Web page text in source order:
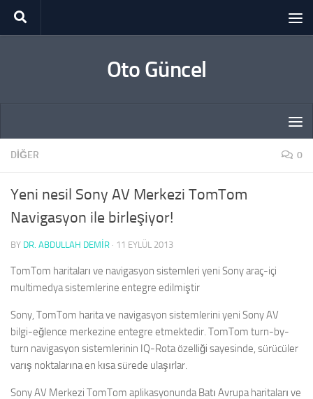
Skip to content
Oto Güncel
DIĞER 0
Yeni nesil Sony AV Merkezi TomTom
Navigasyon ile birleşiyor!
BY DR. ABDULLAH DEMİR · 11 EYLÜL 2013
TomTom haritaları ve navigasyon sistemleri yeni Sony araç-içi
multimedya sistemlerine entegre edilmiştir
Sony, TomTom harita ve navigasyon sistemlerini yeni Sony AV
bilgi-eğlence merkezine entegre etmektedir. TomTom turn-by-
turn navigasyon sistemlerinin IQ-Rota özelliği sayesinde, sürücüler
varış noktalarına en kısa sürede ulaşırlar.
Sony AV Merkezi TomTom aplikasyonunda Batı Avrupa haritaları ve